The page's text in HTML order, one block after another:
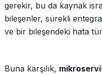
gerekir, bu da kaynak
bileşenler, sürekli
ve bir bileşendeki hata
Buna karşılık,